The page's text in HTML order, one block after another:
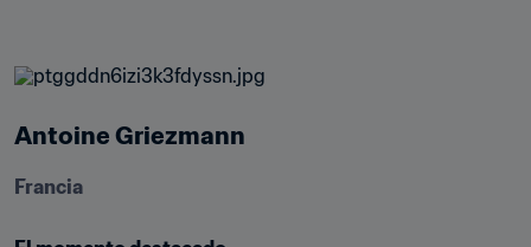
Antoine Griezmann
Francia